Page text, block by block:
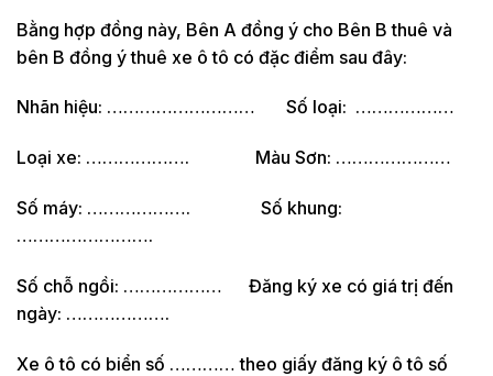
Bằng hợp đồng này, Bên A đồng ý cho Bên B thuê và
bên B đồng ý thuê xe ô tô có đặc điểm sau đây:
Nhãn hiệu: ……………………… Số loại: ………………
Loại xe: ………………. Màu Sơn: …………………
Số máy: ………………. Số khung:
…………………….
Số chỗ ngồi: ……………… Đăng ký xe có giá trị đến
ngày: ……………….
Xe ô tô có biển số ………… theo giấy đăng ký ô tô số